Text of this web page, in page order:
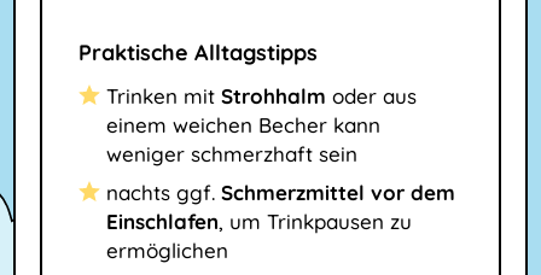
Praktische Alltagstipps
Trinken mitStrohhalm oder aus
einem weichen Becher kann
weniger schmerzhaft sein
nachts ggf.Schmerzmittel vor dem
Einschlafen, um Trinkpausen zu
ermöglichen